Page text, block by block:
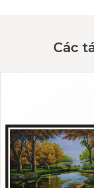
Các